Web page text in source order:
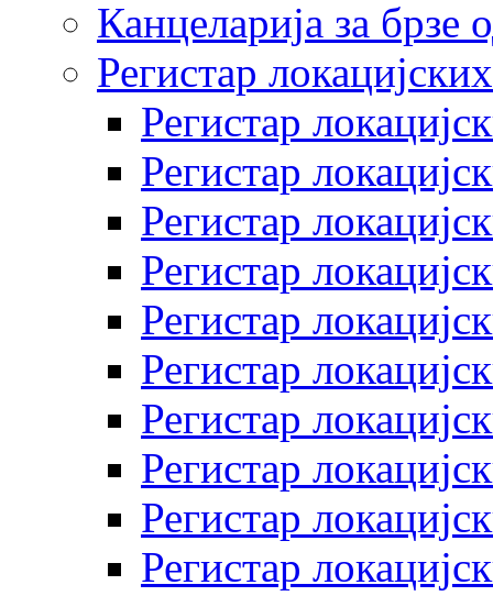
Канцеларија за брзе
Регистар
Регистар
Регистар
Регистар
Регистар
Регистар
Регистар
Регистар
Регистар
Регистар
Регистар